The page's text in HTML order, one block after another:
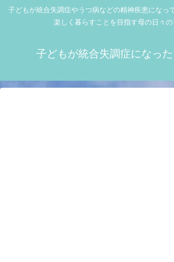
子どもが統合失調症やうつ病などの精神疾患になっ
楽しく暮らすことを目指す母の日々
子どもが統合失調症になっ